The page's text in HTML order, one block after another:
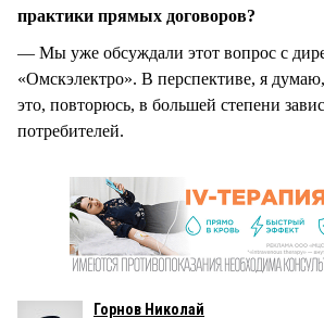
практики прямых договоров?
— Мы уже обсуждали этот вопрос с
«Омскэлектро». В перспективе, я
это, повторюсь, в большей степени
потребителей.
Горнов Николай